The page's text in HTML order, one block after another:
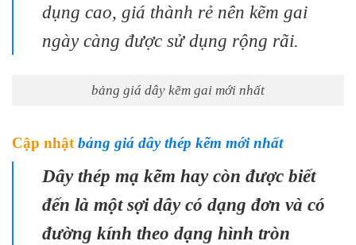
dụng cao, giá thành rẻ nên kẽm gai
ngày càng được sử dụng rộng rãi.
bảng giá dây kẽm gai mới nhất
Cập nhật bảng giá dây thép kẽm mới nhất
Dây thép mạ kẽm hay còn được biết
đến là một sợi dây có dạng đơn và có
đường kính theo dạng hình tròn